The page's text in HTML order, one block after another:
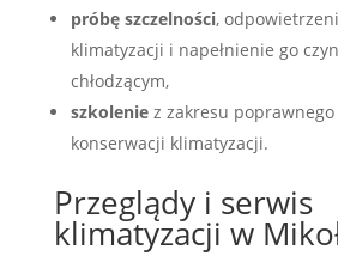
próbę szczelności,
klimatyzacji i napełnienie go
chłodzącym,
szkolenie z zakresu
konserwacji klimatyzacji.
Przeglądy i serwis
klimatyzacji w